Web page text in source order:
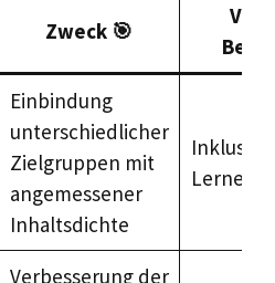
Zweck 🎯
Einbindung
unterschiedlicher
Zielgruppen mit
angemessener
Inhaltsdichte
Inklusive
Verbesserung der